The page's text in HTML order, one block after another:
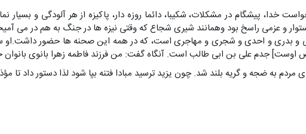
خدا، پیشگام در مشکلات، شکیبا، دائما روزه دار، پاکیزه از هر آلودگی و
و عزمی راسخ بود وهمانند شیری شجاع که وقتی نیزه ها در جنگ به هم در می
بدری و احدی و شجری و مهاجری است، که در همه این صحنه ها حضور داشت.او
جدم علی بن ابی طالب است. آنگاه گفت: من فرزند فاطمه زهرا بانوی بانوان
مردم به ضجه و گریه بلند شد. چون یزید ترسید مبادا فتنه بپا شود لذا دستور داد